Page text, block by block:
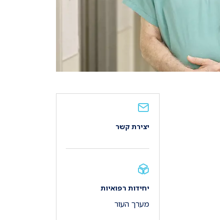
יצירת קשר
יחידות רפואיות
מערך העור